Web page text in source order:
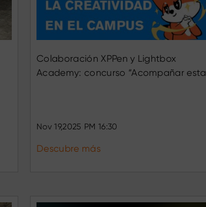
Colaboración XPPen y Lightbox
Academy: concurso “Acompañar esta
Nov 19,2025 PM 16:30
Descubre más